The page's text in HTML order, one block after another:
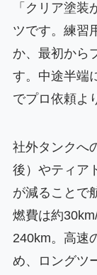
「クリア塗
ツです。練習
か、最初から
す。中途半端
でプロ依頼よ
社外タンクへ
後）やティア
が減ることで
燃費は約
240km。高速
め、ロングツ